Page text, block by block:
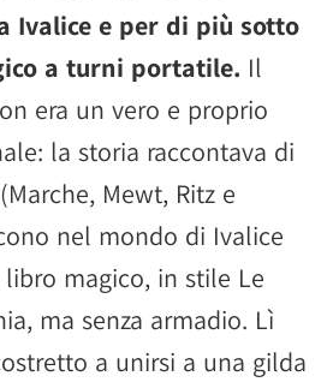
Ivalice e per di più sotto
a turni portatile. Il
era un vero e proprio
la storia raccontava di
Mewt, Ritz e
nel mondo di Ivalice
magico, in stile Le
ma senza armadio. Lì
a unirsi a una gilda